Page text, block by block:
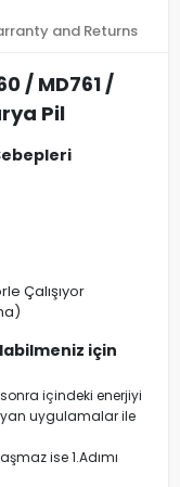
and Returns
/ MD761 /
Pil
Çalışıyor
için
içindeki enerjiyi
uygulamalar ile
ise 1.Adımı